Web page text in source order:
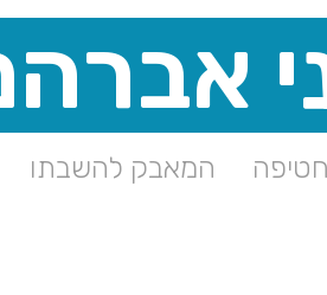
המאבק להשבתו